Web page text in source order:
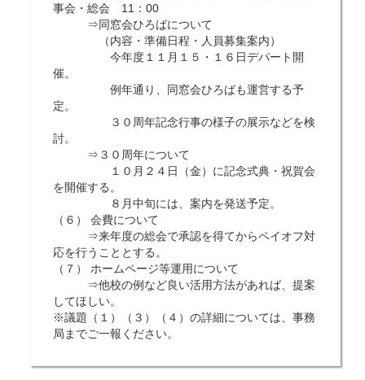
事会・総会 11：00
⇒同窓会ひろばについて
（内容・準備日程・人員募集案内）
今年度１１月１５・１６日デパート開
催。
例年通り、同窓会ひろばも運営する予
定。
３０周年記念行事の様子の展示などを検
討。
⇒３０周年について
１０月２４日（金）に記念式典・祝賀会
を開催する。
８月中旬には、案内を発送予定。
（６） 会費について
⇒来年度の総会で承認を得てからペイオフ対
応を行うこととする。
（７） ホームページ等運用について
⇒他校の例など良い活用方法があれば、提案
してほしい。
※議題（１）（３）（４）の詳細については、事務
局までご一報ください。